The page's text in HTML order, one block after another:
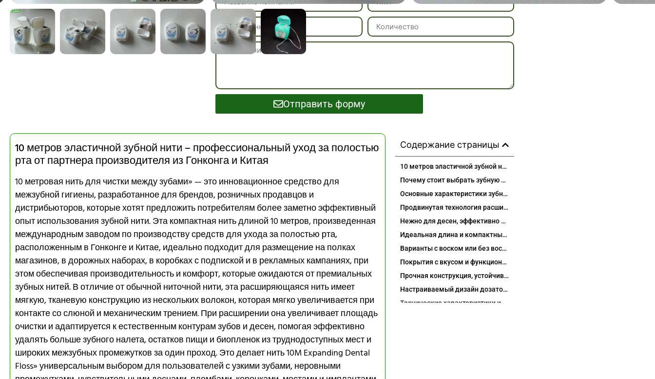
Отправить форму
10 метров эластичной зубной нити – профессиональный уход за полостью
рта от партнера производителя из Гонконга и Китая
10 метровая нить для чистки между зубами» — это инновационное средство для
межзубной гигиены, разработанное для брендов, розничных продавцов и
дистрибьюторов, которые хотят предложить потребителям более заметно эффективный
опыт использования зубной нити. Эта компактная нить длиной 10 метров, произведенная
международным заводом по производству средств для ухода за полостью рта,
расположенным в Гонконге и Китае, идеально подходит для размещение на полках
магазинов, в дорожных наборах, в коробках с подпиской и в рекламных кампаниях, при
этом обеспечивая производительность и комфорт, которые ожидаются от премиальных
зубных нитей. В отличие от обычной ниточной нити, эта расширяющаяся нить имеет
мягкую, тканевую конструкцию из нескольких волокон, которая мягко увеличивается при
контакте со слюной и механическим трением. При расширении она увеличивает площадь
очистки и адаптируется к естественным контурам зубов и десен, помогая эффективно
удалять больше зубного налета, остатков пищи и биопленок из труднодоступных мест и
широких межзубных промежутков за один проход. Это делает нить 10M Expanding Dental
Floss» универсальным выбором для пользователей с узкими зубами, неровными
Содержание страницы
10 метров эластичной зубной нити – профессиональный уход за полостью рта от партнера производителя из Гонконга и Китая
Почему стоит выбрать зубную нить, которая расширяется, вместо обычной?
Основные характеристики зубной нити длиной 10 метров
Продвинутая технология расширяющихся волокон
Нежно для десен, эффективно против зубного налета
Идеальная длина и компактный формат 10 метров
Варианты с воском или без воска
Покрытия с вкусом и функциональными свойствами
Прочная конструкция, устойчивая к износу
Настраиваемый дизайн дозатора